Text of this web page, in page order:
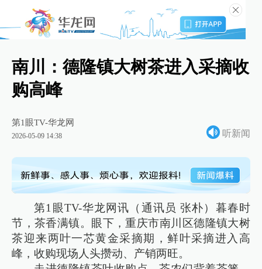
南川：德隆镇大树茶进入采摘收
购高峰
第1眼TV-华龙网
2026-05-09 14:38 听新闻
第1眼TV-华龙网讯（通讯员 张朴）暮春时
节，茶香满镇。眼下，重庆市南川区德隆镇大树
茶迎来两叶一芯黄金采摘期，鲜叶采摘进入高
峰，收购现场人头攒动、产销两旺。